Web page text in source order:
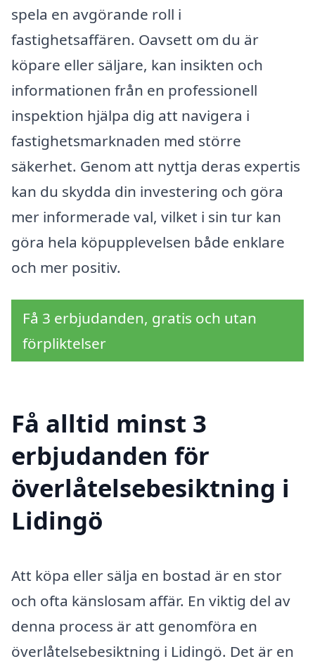
spela en avgörande roll i
fastighetsaffären. Oavsett om du är
köpare eller säljare, kan insikten och
informationen från en professionell
inspektion hjälpa dig att navigera i
fastighetsmarknaden med större
säkerhet. Genom att nyttja deras expertis
kan du skydda din investering och göra
mer informerade val, vilket i sin tur kan
göra hela köpupplevelsen både enklare
och mer positiv.
Få 3 erbjudanden, gratis och utan
förpliktelser
Få alltid minst 3
erbjudanden för
överlåtelsebesiktning i
Lidingö
Att köpa eller sälja en bostad är en stor
och ofta känslosam affär. En viktig del av
denna process är att genomföra en
överlåtelsebesiktning i Lidingö. Det är en